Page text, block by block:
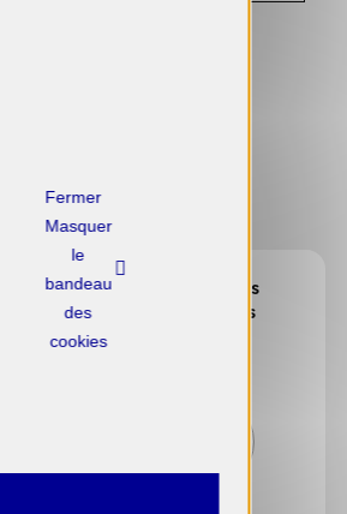
collectives &
expositions
collectives
X
Masquer
le
bandeau
des
cookies